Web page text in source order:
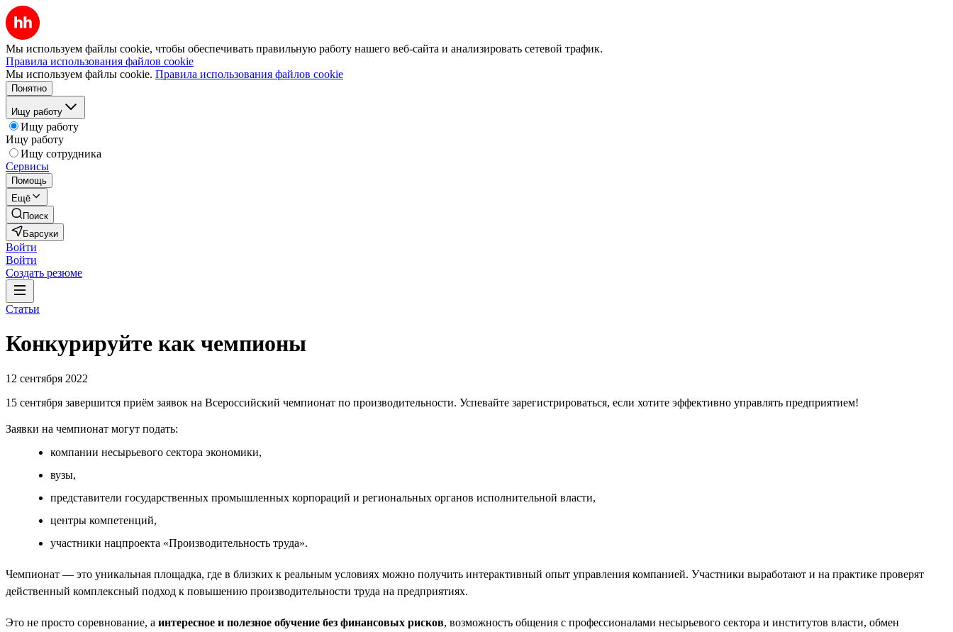
Мы используем файлы cookie, чтобы обеспечивать правильную работу нашего веб-сайта и анализировать сетевой трафик.
Правила использования файлов cookie
Мы используем файлы cookie. Правила использования файлов cookie
Понятно
Ищу работу
Ищу работу
Ищу работу
Ищу сотрудника
Сервисы
Помощь
Ещё
Поиск
Барсуки
Войти
Войти
Создать резюме
Статьи
Конкурируйте как чемпионы
12 сентября 2022
15 сентября завершится приём заявок на Всероссийский чемпионат по производительности. Успевайте зарегистрироваться, если хотите эффективно управлять предприятием!
Заявки на чемпионат могут подать:
компании несырьевого сектора экономики,
вузы,
представители государственных промышленных корпораций и региональных органов исполнительной власти,
центры компетенций,
участники нацпроекта «Производительность труда».
Чемпионат — это уникальная площадка, где в близких к реальным условиях можно получить интерактивный опыт управления компанией. Участники выработают и на практике проверят
действенный комплексный подход к повышению производительности труда на предприятиях.
Это не просто соревнование, а интересное и полезное обучение без финансовых рисков, возможность общения с профессионалами несырьевого сектора и институтов власти, обмен